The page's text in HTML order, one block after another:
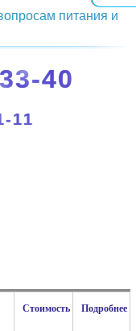
питания и
40
11
Стоимость Подробнее